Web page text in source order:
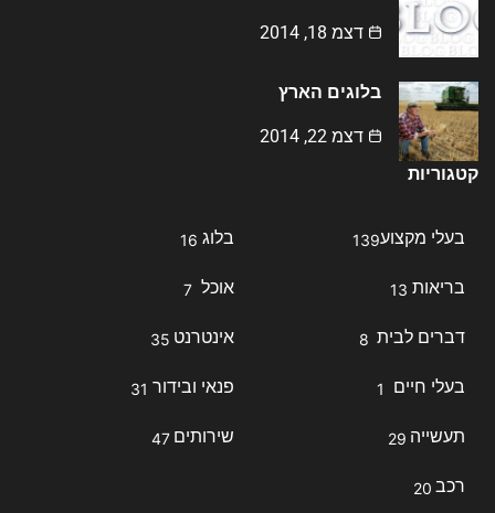
דצמ 18, 2014
בלוגים הארץ
דצמ 22, 2014
קטגוריות
בעלי מקצוע139 בלוג 16
בריאות 13 אוכל 7
דברים לבית 8 אינטרנט 35
בעלי חיים 1 פנאי ובידור 31
תעשייה 29 שירותים 47
רכב 20